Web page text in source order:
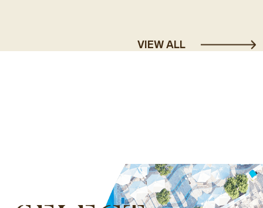
VIEW ALL